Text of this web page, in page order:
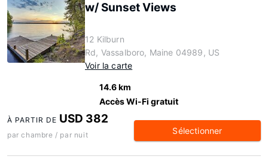
w/ Sunset Views
12 Kilburn
Rd, Vassalboro, Maine 04989, US
Voir la carte
14.6 km
Accès Wi-Fi gratuit
À PARTIR DE USD 382
par chambre / par nuit Sélectionner